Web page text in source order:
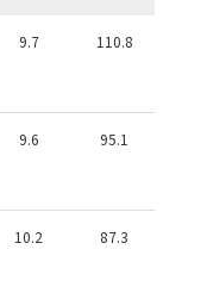
9.7 110.8
9.6 95.1
10.2 87.3